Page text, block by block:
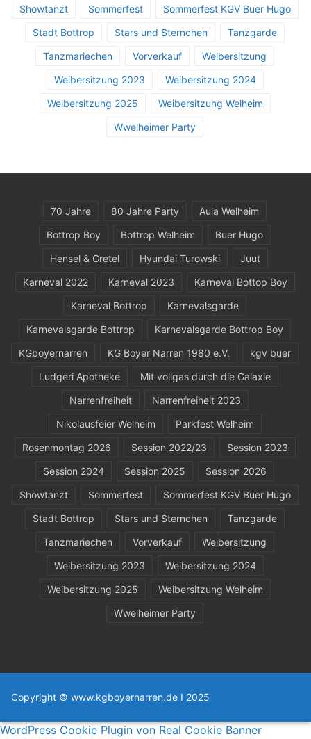
Showtanzt
Sommerfest
Sommerfest KGV Buer Hugo
Stadt Bottrop
Stars und Sternchen
Tanzgarde
Tanzmariechen
Vorverkauf
Weibersitzung
Weibersitzung 2023
Weibersitzung 2024
Weibersitzung 2025
Weibersitzung Welheim
Wwelheimer Party
70 Jahre 80 Jahre Party
Aula Welheim
Bottrop Boy
Bottrop Welheim
Buer Hugo
Hensel & Gretel
Hyundai Turowski
Juut
Karneval 2022
Karneval 2023
Karneval Bottop Boy
Karneval Bottrop
Karnevalsgarde
Karnevalsgarde Bottrop
Karnevalsgarde Bottrop Boy
KGboyernarren
KG Boyer Narren 1980 e.V.
kgv buer
Ludgeri Apotheke
Mit vollgas durch die Galaxie
Narrenfreiheit
Narrenfreiheit 2023
Nikolausfeier Welheim
Parkfest Welheim
Rosenmontag 2026
Session 2022/23
Session 2023
Session 2024
Session 2025
Session 2026
Showtanzt
Sommerfest
Sommerfest KGV Buer Hugo
Stadt Bottrop
Stars und Sternchen
Tanzgarde
Tanzmariechen
Vorverkauf
Weibersitzung
Weibersitzung 2023
Weibersitzung 2024
Weibersitzung 2025
Weibersitzung Welheim
Wwelheimer Party
Copyright © www.kgboyernarren.de I 2025
WordPress Cookie Plugin von Real Cookie Banner